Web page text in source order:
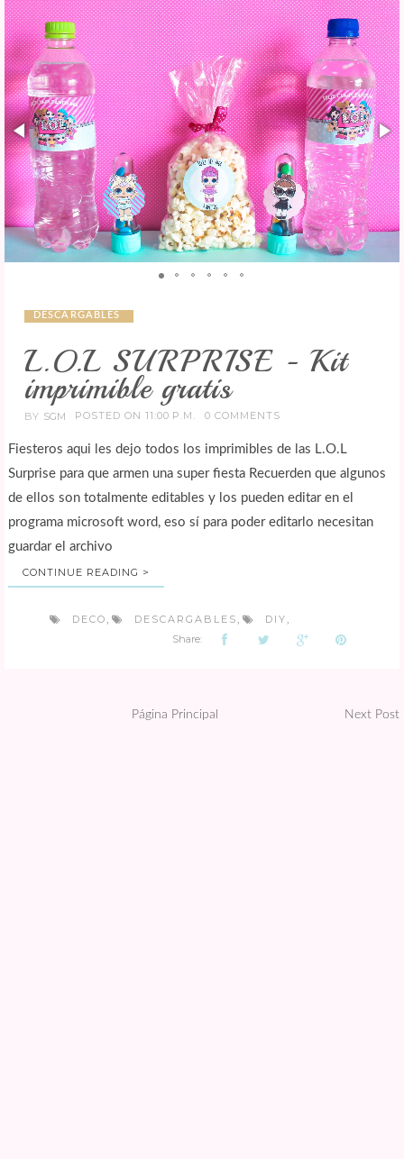
DESCARGABLES
L.O.L SURPRISE - Kit
imprimible gratis
BY SGM POSTED ON 11:00 P.M. 0 COMMENTS
Fiesteros aqui les dejo todos los imprimibles de las L.O.L
Surprise para que armen una super fiesta Recuerden que algunos
de ellos son totalmente editables y los pueden editar en el
programa microsoft word, eso sí para poder editarlo necesitan
guardar el archivo
CONTINUE READING >
DECO DESCARGABLES DIY
Share:
Página Principal Next Post